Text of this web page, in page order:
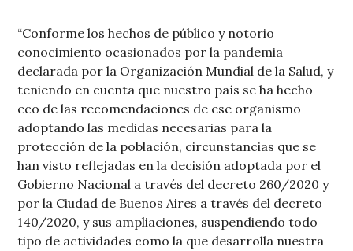
“Conforme los hechos de público y notorio
conocimiento ocasionados por la pandemia
declarada por la Organización Mundial de la Salud, y
teniendo en cuenta que nuestro país se ha hecho
eco de las recomendaciones de ese organismo
adoptando las medidas necesarias para la
protección de la población, circunstancias que se
han visto reflejadas en la decisión adoptada por el
Gobierno Nacional a través del decreto 260/2020 y
por la Ciudad de Buenos Aires a través del decreto
140/2020, y sus ampliaciones, suspendiendo todo
tipo de actividades como la que desarrolla nuestra